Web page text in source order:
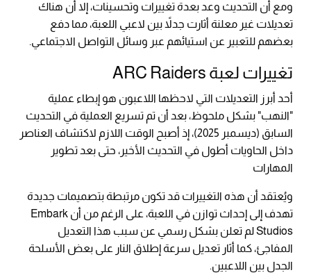
ومع أن التحديث وعد بعدة تغييرات وتحسينات، إلا أن هناك
تعديلات غير معلنة أثارت جدلاً بين لاعبي اللعبة، مما دفع
بعضهم للتعبير عن استيائهم عبر وسائل التواصل الاجتماعي.
تغييرات لعبة ARC Raiders
أحد أبرز التعديلات التي لاحظها اللاعبون هو إبطاء عملية
"النهب" بشكل ملحوظ، بعد أن تم تسريع العملية في التحديث
السابق (ديسمبر 2025)، إذ أصبح الوقت اللازم لاكتشاف العناصر
داخل الحاويات أطول في التحديث الأخير، حتى بعد تطوير
المهارات
ويُعتقد أن هذه التغييرات قد تكون مرتبطة بتصميمات جديدة
تهدف إلى إحداث توازن في اللعبة، على الرغم من أن Embark
Studios لم تعلن بشكل رسمي عن سبب هذا التعديل
المفاجئ، كما أثار تعديل سرعة إطلاق النار على بعض الأسلحة
الجدل بين اللاعبين.